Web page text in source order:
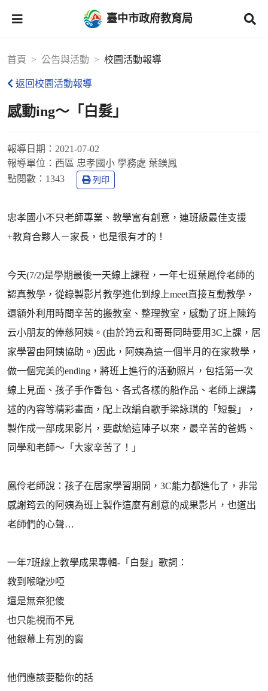
臺中市政府教育局
首頁 公告與活動 校園活動報導
返回校園活動報導
感動ing～「白髮」
報導日期： 2021-07-02
報導單位： 西區 忠孝國小 學務處 葉鎂鳳
點閱數： 1343 列印
忠孝國小不只老師專業、教學富有創意，連班級最佳支援
+教育合夥人－家長，也是很有才的！
今天(7/2)是學期最後一天線上課程，一年七班葉鳳伶老師的
認真教學，從錄製影片教學進化到線上meet直接互動教學，
還額外利用時間辛苦的搬教室、整理教室，感動了班上陳筠
云小朋友的俸慈阿姨。(由於筠云和哥哥同時要用3C上課，居
家學習由阿姨協助。)因此，阿姨為這一個半月的在家教學，
做一個完美的ending，將班上進行的活動照片，包括第一次
線上見面、孩子手作香包、各式各樣的船作品、老師上課講
述的內容等精彩畫面，配上改編自歌手梁詠琪的「短髮」，
製作成一部成果影片，要獻給這陣子以來，最辛苦的爸媽、
同學和老師～「大家辛苦了！」
鳳伶老師說：孩子在居家學習期間，3C能力都進化了，非常
感謝筠云的阿姨為班上製作這麼有創意的成果影片，也道出
老師們的心聲…
一年7班線上教學成果專輯-「白髮」歌詞：
教到喉嚨沙啞
還是無奈犯傻
也只能視而不見
他銀幕上有別的窗
他們應該要聽你的話